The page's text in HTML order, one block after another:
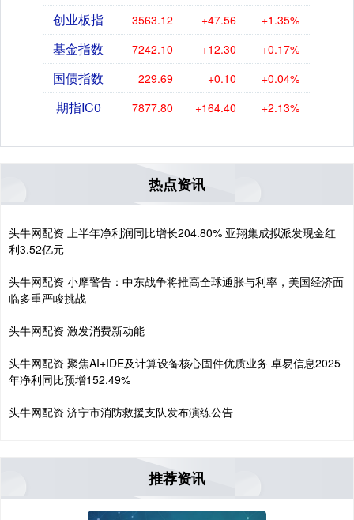
创业板指 3563.12 +47.56 +1.35%
基金指数 7242.10 +12.30 +0.17%
国债指数 229.69 +0.10 +0.04%
期指IC0 7877.80 +164.40 +2.13%
热点资讯
头牛网配资 上半年净利润同比增长204.80% 亚翔集成拟派发现金红
利3.52亿元
头牛网配资 小摩警告：中东战争将推高全球通胀与利率，美国经济面
临多重严峻挑战
头牛网配资 激发消费新动能
头牛网配资 聚焦AI+IDE及计算设备核心固件优质业务 卓易信息2025
年净利同比预增152.49%
头牛网配资 济宁市消防救援支队发布演练公告
推荐资讯